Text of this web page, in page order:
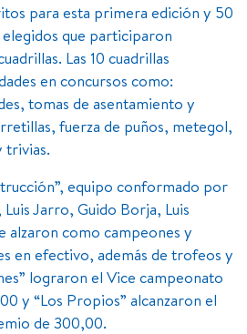
para esta primera edición y 50
que participaron
Las 10 cuadrillas
en concursos como:
tomas de asentamiento y
fuerza de puños, metegol,
trivias.
equipo conformado por
Jarro, Guido Borja, Luis
alzaron como campeones y
en efectivo, además de trofeos y
lograron el Vice campeonato
y “Los Propios” alcanzaron el
de 300,00.